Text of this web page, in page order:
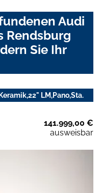
Audi
Rendsburg
Sie Ihr
LM,Pano,Sta.
141.999,00 €
ausweisbar